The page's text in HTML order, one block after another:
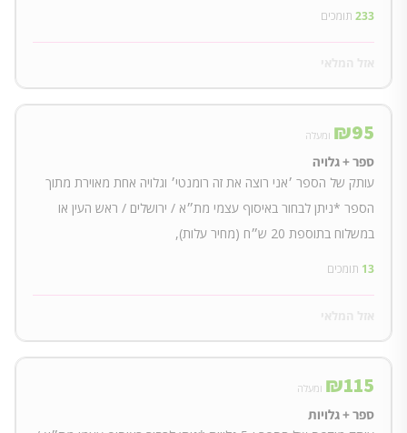
233 תומכים
₪95 ומעלה
ספר + גלויה
עותק של הספר ׳אני רוצה את זה רומנטי׳ וגלויה אחת מאוירת מתוך
הספר *ניתן לבחור באיסוף עצמי מת״א / ירושלים / ראש העין או
במשלוח בתוספת 20 ש״ח (מחיר עלות),
13 תומכים
₪115 ומעלה
ספר + גלויות